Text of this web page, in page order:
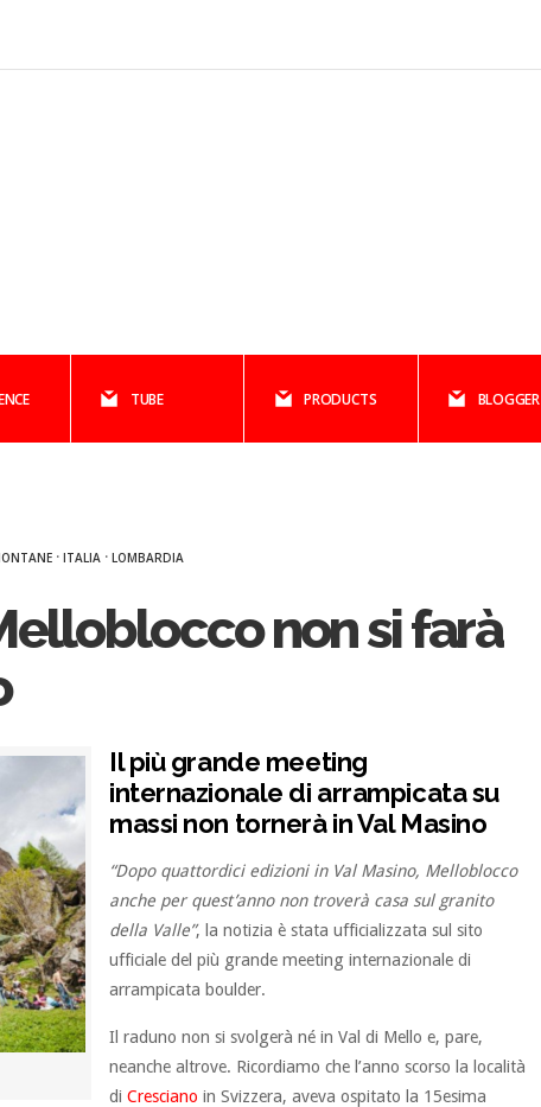
TUBE PRODUCTS BLOGGER
· ITALIA · LOMBARDIA
non si farà
Il più grande meeting
internazionale di arrampicata su
massi non tornerà in Val Masino
“Dopo quattordici edizioni in Val Masino, Melloblocco
anche per quest’anno non troverà casa sul granito
della Valle”, la notizia è stata ufficializzata sul sito
ufficiale del più grande meeting internazionale di
arrampicata boulder.
Il raduno non si svolgerà né in Val di Mello e, pare,
neanche altrove. Ricordiamo che l’anno scorso la località
di Cresciano in Svizzera, aveva ospitato la 15esima